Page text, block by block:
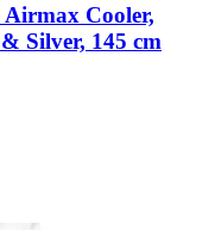
Cooler,
Silver, 145 cm